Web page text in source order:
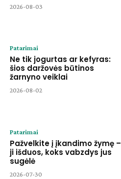
2026-08-03
Patarimai
Ne tik jogurtas ar kefyras:
šios daržovės būtinos
žarnyno veiklai
2026-08-02
Patarimai
Pažvelkite į įkandimo žymę –
ji išduos, koks vabzdys jus
sugėlė
2026-07-30